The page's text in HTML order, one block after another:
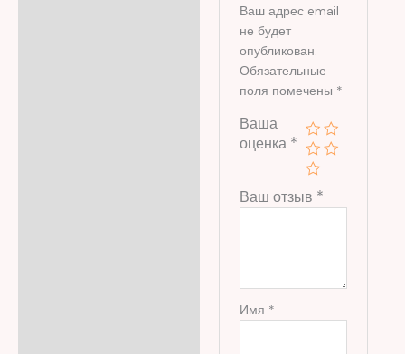
Ваш адрес email
не будет
опубликован.
Обязательные
поля помечены *
Ваша
оценка *
Ваш отзыв *
Имя *